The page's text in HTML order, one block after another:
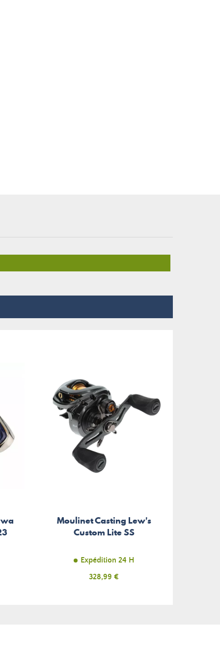
Moulinet Casting Lew's
Custom Lite SS
Expédition 24 H
Prix
328,99 €